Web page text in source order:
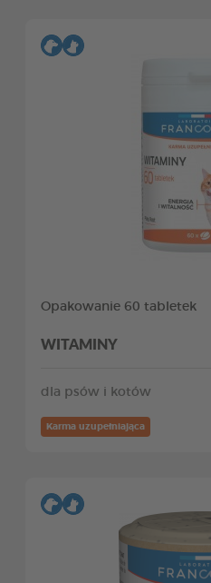
Opakowanie 60 tabletek
WITAMINY
dla psów i kotów
Karma uzupełniająca